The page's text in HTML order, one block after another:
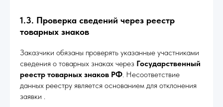
1.3. Проверка сведений через реестр
товарных знаков
Заказчики обязаны проверять указанные участниками
сведения о товарных знаках через Государственный
реестр товарных знаков РФ. Несоответствие
данных реестру является основанием для отклонения
заявки .